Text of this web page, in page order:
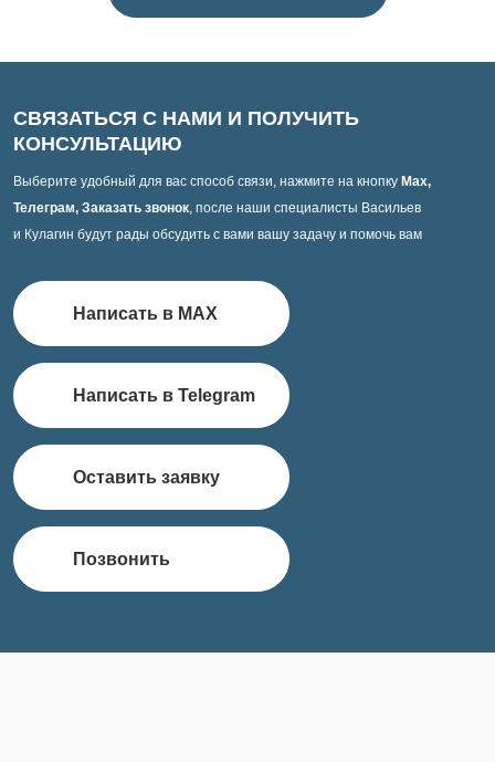
СВЯЗАТЬСЯ С НАМИ И ПОЛУЧИТЬ
КОНСУЛЬТАЦИЮ
Выберите удобный для вас способ связи, нажмите на кнопку Max,
Телеграм, Заказать звонок, после наши специалисты Васильев
и Кулагин будут рады обсудить с вами вашу задачу и помочь вам
Написать в MAX
Написать в Telegram
Оставить заявку
Позвонить